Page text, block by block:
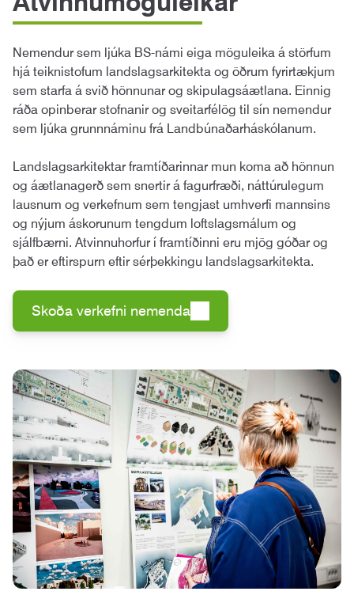
Nemendur sem ljúka BS-námi eiga möguleika á störfum
hjá teiknistofum landslagsarkitekta og öðrum fyrirtækjum
sem starfa á svið hönnunar og skipulagsáætlana. Einnig
ráða opinberar stofnanir og sveitarfélög til sín nemendur
sem ljúka grunnnáminu frá Landbúnaðarháskólanum.
Landslagsarkitektar framtíðarinnar mun koma að hönnun
og áætlanagerð sem snertir á fagurfræði, náttúrulegum
lausnum og verkefnum sem tengjast umhverfi mannsins
og nýjum áskorunum tengdum loftslagsmálum og
sjálfbærni. Atvinnuhorfur í framtíðinni eru mjög góðar og
það er eftirspurn eftir sérþekkingu landslagsarkitekta.
Skoða verkefni nemenda